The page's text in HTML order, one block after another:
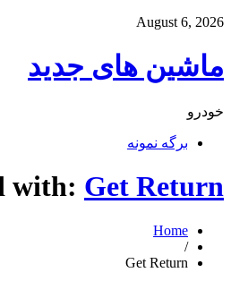
August 6, 2026
ماشین های جدید
خودرو
برگه نمونه
with: Get Return
Home
/
Get Return